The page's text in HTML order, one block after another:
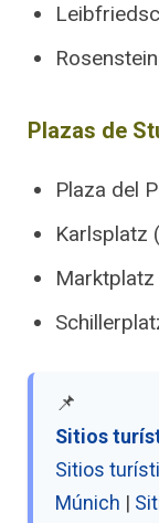
Plazas de
Plaza del
Karlsplatz
📌
Sitios
Sitios
Múnich |